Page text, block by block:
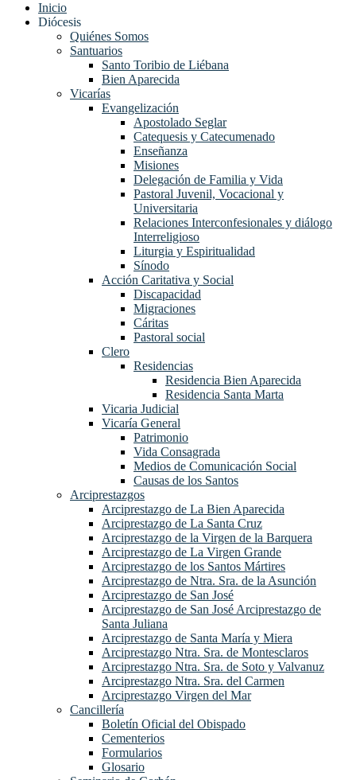
Inicio
Diócesis
Quiénes Somos
Santuarios
Santo Toribio de Liébana
Bien Aparecida
Vicarías
Evangelización
Apostolado Seglar
Catequesis y Catecumenado
Enseñanza
Misiones
Delegación de Familia y Vida
Pastoral Juvenil, Vocacional y
Universitaria
Relaciones Interconfesionales y diálogo
Interreligioso
Liturgia y Espiritualidad
Sínodo
Acción Caritativa y Social
Discapacidad
Migraciones
Cáritas
Pastoral social
Clero
Residencias
Residencia Bien Aparecida
Residencia Santa Marta
Vicaria Judicial
Vicaría General
Patrimonio
Vida Consagrada
Medios de Comunicación Social
Causas de los Santos
Arciprestazgos
Arciprestazgo de La Bien Aparecida
Arciprestazgo de La Santa Cruz
Arciprestazgo de la Virgen de la Barquera
Arciprestazgo de La Virgen Grande
Arciprestazgo de los Santos Mártires
Arciprestazgo de Ntra. Sra. de la Asunción
Arciprestazgo de San José
Arciprestazgo de San José Arciprestazgo de
Santa Juliana
Arciprestazgo de Santa María y Miera
Arciprestazgo Ntra. Sra. de Montesclaros
Arciprestazgo Ntra. Sra. de Soto y Valvanuz
Arciprestazgo Ntra. Sra. del Carmen
Arciprestazgo Virgen del Mar
Cancillería
Boletín Oficial del Obispado
Cementerios
Formularios
Glosario